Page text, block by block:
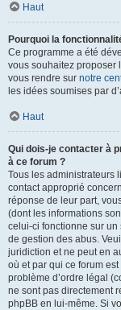
Haut
Pourquoi la
Ce programme a été
vous souhaitez proposer
vous rendre sur notre
les idées soumises par
Haut
Qui dois-je contacter à
à ce forum ?
Tous les administrateurs
contact approprié
réponse de leur part,
(dont les informations
celui-ci fonctionne sur un
de gestion des abus.
juridiction et ne peut en
où et par qui ce forum
problème d’ordre légal
ne sont pas directement
phpBB en lui-même. Si